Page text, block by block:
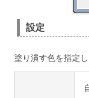
設定
塗り潰す色を指定し